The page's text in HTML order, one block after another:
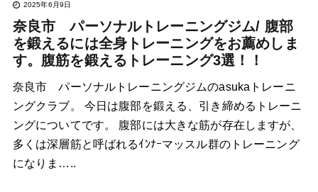
2025年6月9日
奈良市 パーソナルトレーニングジム/ 腹部
を鍛えるには全身トレーニングをお薦めしま
す。腹筋を鍛えるトレーニング3選！！
奈良市 パーソナルトレーニングジムのasukaトレーニ
ングクラブ。 今日は腹部を鍛える、引き締めるトレーニ
ングについてです。 腹部には大きな筋が存在しますが、
多くは深層筋と呼ばれるｲﾝﾅｰマッスル群のトレーニング
になりま…..